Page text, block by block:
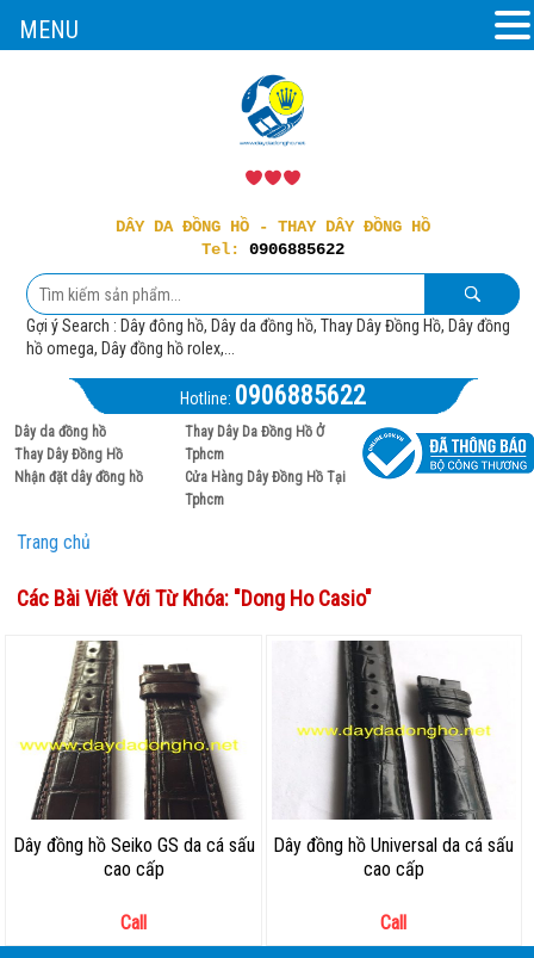
DÂY DA ĐỒNG HỒ - THAY DÂY ĐỒNG HỒ
Tel: 0906885622
Gợi ý Search : Dây đông hồ, Dây da đồng hồ, Thay Dây Đồng Hồ, Dây đồng
hồ omega, Dây đồng hồ rolex,...
Hotline: 0906885622
Dây da đồng hồ
Thay Dây Đồng Hồ
Nhận đặt dây đồng hồ
Thay Dây Da Đồng Hồ Ở
Tphcm
Cửa Hàng Dây Đồng Hồ Tại
Tphcm
Trang chủ
Các Bài Viết Với Từ Khóa: "Dong Ho Casio"
Dây đồng hồ Seiko GS da cá sấu
cao cấp
Call
Dây đồng hồ Universal da cá sấu
cao cấp
Call
MENU